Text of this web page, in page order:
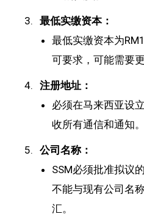
最低实缴资本：
最低实缴资本为
可要求，可能需要
注册地址：
必须在马来西亚设
收所有通信和通知。
公司名称：
SSM必须批准拟议
不能与现有公司名
汇。